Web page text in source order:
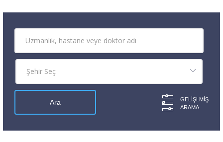
GELIŞLMIŞ
ARAMA